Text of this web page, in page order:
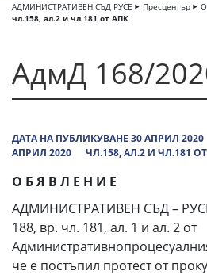
АДМИНИСТРАТИВЕН СЪД РУСЕ Пресцентър
чл.158, ал.2 и чл.181 от АПК
АдмД 168/
ДАТА НА ПУБЛИКУВАНЕ 30 АПРИЛ 2020
АПРИЛ 2020
ЧЛ.158, АЛ.2 И ЧЛ.181
О Б Я В Л Е Н И Е
АДМИНИСТРАТИВЕН СЪД –
188, вр. чл. 181, ал. 1 и ал. 2 от
че е постъпил протест от